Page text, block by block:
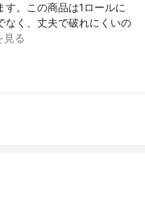
。この商品は1ロールに
なく、丈夫で破れにくいの
見る